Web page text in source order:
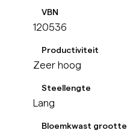
VBN
120536
Productiviteit
Zeer hoog
Steellengte
Lang
Bloemkwast grootte